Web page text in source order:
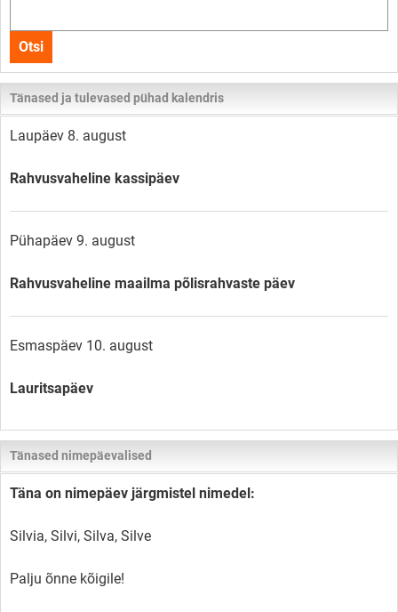
kogu
lehelt
Otsi
Tänased ja tulevased pühad kalendris
Laupäev 8. august
Rahvusvaheline kassipäev
Pühapäev 9. august
Rahvusvaheline maailma põlisrahvaste päev
Esmaspäev 10. august
Lauritsapäev
Tänased nimepäevalised
Täna on nimepäev järgmistel nimedel:
Silvia, Silvi, Silva, Silve
Palju õnne kõigile!